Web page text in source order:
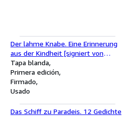
Der lahme Knabe. Eine Erinnerung
aus der Kindheit [signiert von
Hermann Hesse]
Tapa blanda
Primera edición
Firmado
Usado
Das Schiff zu Paradeis. 12 Gedichte